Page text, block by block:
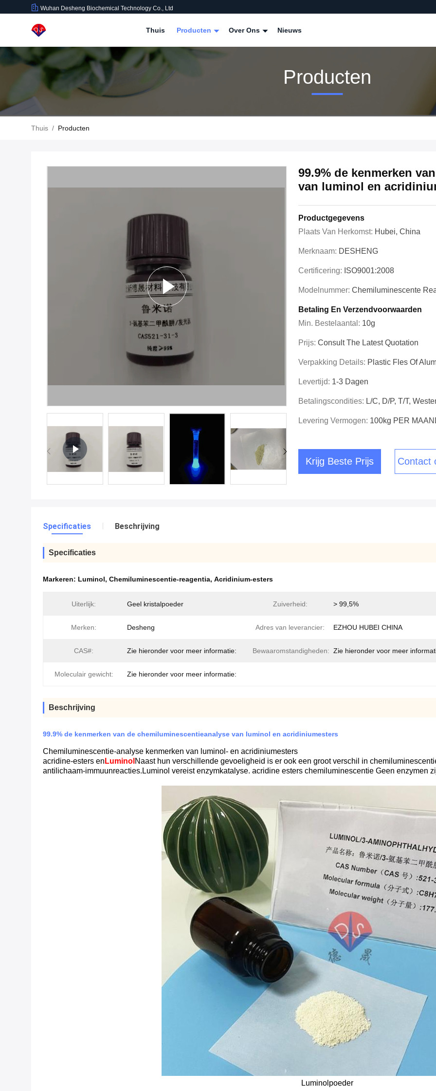
Wuhan Desheng Biochemical Technology Co., Ltd
Thuis Producten Over Ons Nieuws
Producten
Thuis / Producten
99.9% de kenmerken
van luminol en
Productgegevens
Plaats Van Herkomst: Hubei, China
Merknaam: DESHENG
Certificering: ISO9001:2008
Modelnummer: Chemiluminescente
Betaling En Verzendvoorwaarden
Min. Bestelaantal: 10g
Prijs: Consult The Latest Quotation
Verpakking Details: Plastic Fles Of
Levertijd: 1-3 Dagen
Betalingscondities: L/C, D/P, T/T,
Levering Vermogen: 100kg PER
Krijg Beste Prijs Contact
Specificaties Beschrijving
Specificaties
Markeren: Luminol, Chemiluminescentie-reagentia, Acridinium-esters
Uiterlijk: Geel kristalpoeder Zuiverheid: > 99,5%
Merken: Desheng Adres van leverancier: EZHOU HUBEI CHINA
CAS#: Zie hieronder voor meer informatie: Bewaaromstandigheden: Zie hieronder voor meer
Moleculair gewicht: Zie hieronder voor meer informatie:
Beschrijving
99.9% de kenmerken van de chemiluminescentieanalyse van luminol en acridiniumesters
Chemiluminescentie-analyse kenmerken van luminol- en acridiniumesters
acridine-esters en Luminol Naast hun verschillende gevoeligheid is er ook een groot verschil in
antilichaam-immuunreacties.Luminol vereist enzymkatalyse. acridine esters chemiluminescentie Geen enzymen
Luminolpoeder